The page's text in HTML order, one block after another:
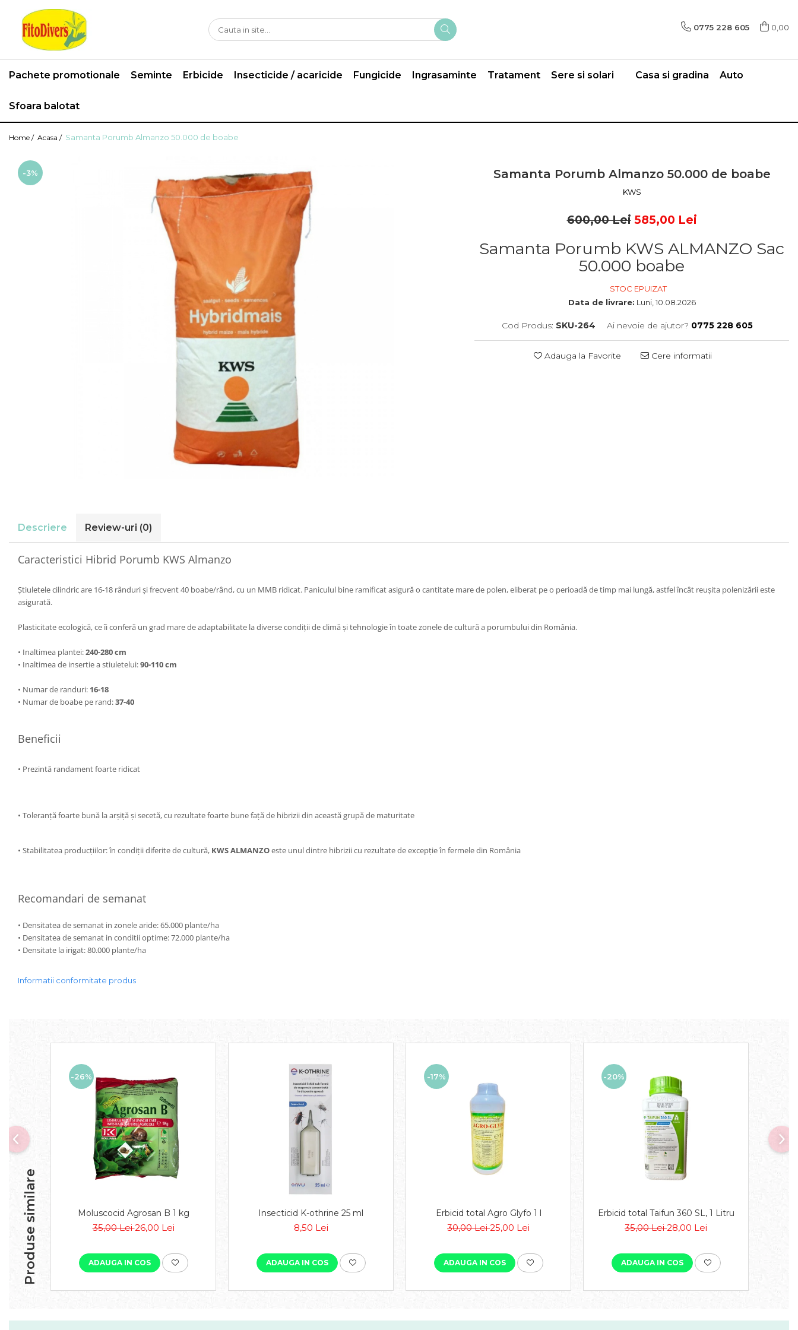
0775 228 605 0,00
Pachete promotionale Seminte Erbicide Insecticide / acaricide Fungicide Ingrasaminte Tratament Sere si solari Casa si gradina Auto
Sfoara balotat
Home / Acasa / Samanta Porumb Almanzo 50.000 de boabe
Samanta Porumb Almanzo 50.000 de boabe
KWS
-3%
600,00 Lei 585,00 Lei
Samanta Porumb KWS ALMANZO Sac
50.000 boabe
STOC EPUIZAT
Data de livrare: Luni, 10.08.2026
Cod Produs: SKU-264 Ai nevoie de ajutor? 0775 228 605
Adauga la Favorite Cere informatii
Descriere Review-uri (0)
Caracteristici Hibrid Porumb KWS Almanzo
Știuletele cilindric are 16-18 rânduri și frecvent 40 boabe/rând, cu un MMB ridicat. Paniculul bine ramificat asigură o cantitate mare de polen, eliberat pe o perioadă de timp mai lungă, astfel încât reușita polenizării este
asigurată.
Plasticitate ecologică, ce îi conferă un grad mare de adaptabilitate la diverse condiții de climă și tehnologie în toate zonele de cultură a porumbului din România.
• Inaltimea plantei:240-280 cm
• Inaltimea de insertie a stiuletelui:90-110 cm
• Numar de randuri: 16-18
• Numar de boabe pe rand:37-40
Beneficii
• Prezintă randament foarte ridicat
• Toleranță foarte bună la arșiță și secetă, cu rezultate foarte bune față de hibrizii din această grupă de maturitate
• Stabilitatea producțiilor: în condiții diferite de cultură, KWS ALMANZOeste unul dintre hibrizii cu rezultate de excepție în fermele din România
Recomandari de semanat
• Densitatea de semanat in zonele aride: 65.000 plante/ha
• Densitatea de semanat in conditii optime: 72.000 plante/ha
• Densitate la irigat: 80.000 plante/ha
Informatii conformitate produs
Produse similare
-26%
Moluscocid Agrosan B 1 kg
35,00 Lei26,00 Lei
ADAUGA IN COS
Insecticid K-othrine 25 ml
8,50 Lei
ADAUGA IN COS
-17%
Erbicid total Agro Glyfo 1 l
30,00 Lei25,00 Lei
ADAUGA IN COS
-20%
Erbicid total Taifun 360 SL, 1 Litru
35,00 Lei28,00 Lei
ADAUGA IN COS
-